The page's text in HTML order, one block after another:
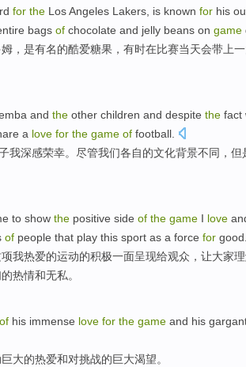
for the Los Angeles Lakers is known for his
bags of chocolate and jelly beans on game
， 是有名的酷爱糖果 ， 有时在比赛当天会带上
and the other children and despite the fact
a love for the game of football
我深感荣幸。 尽管我们各自的文化背景不同 ，
to show the positive side of the game I love
of people that play this sport as a force for good.
我热爱的运动的积极一面呈现给观众，让大家
的热情和无私。
of his immense love for the game and his
巨大的热爱和对挑战的巨大渴望。